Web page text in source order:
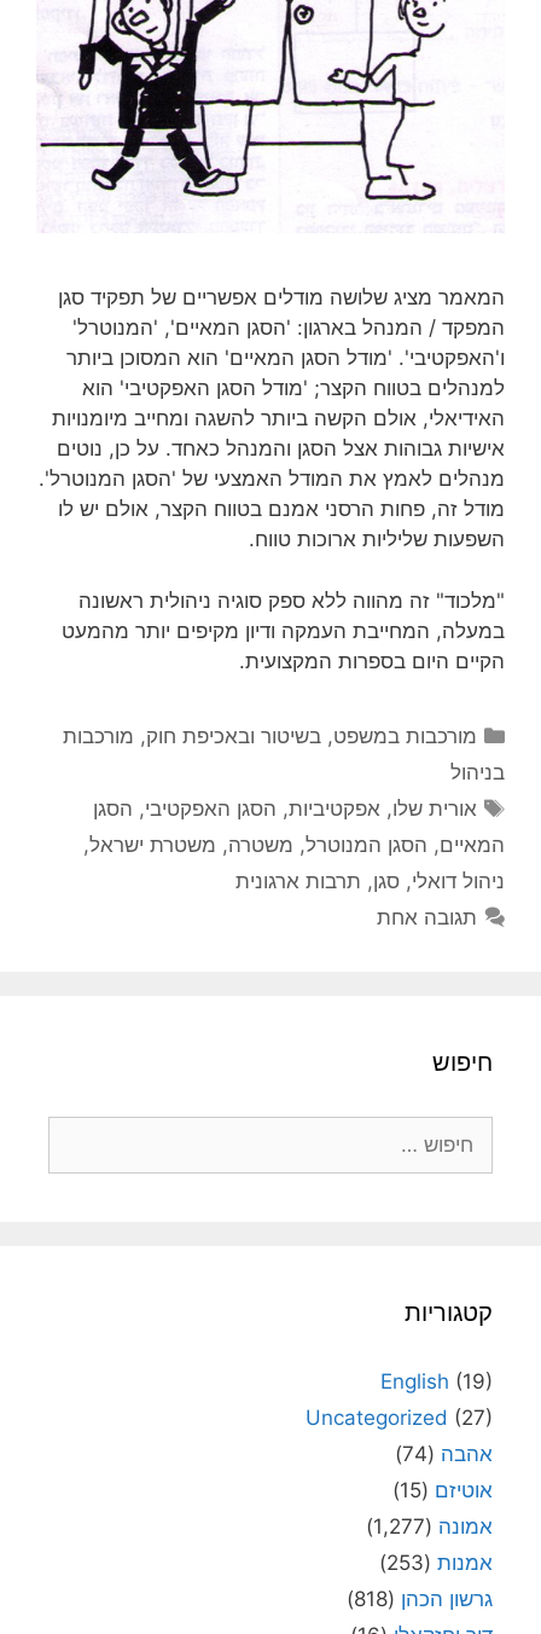
המאמר מציג שלושה מודלים אפשריים של תפקיד סגן
המפקד / המנהל בארגון: 'הסגן המאיים', 'המנוטרל'
ו'האפקטיבי'. 'מודל הסגן המאיים' הוא המסוכן ביותר
למנהלים בטווח הקצר; 'מודל הסגן האפקטיבי' הוא
האידיאלי, אולם הקשה ביותר להשגה ומחייב מיומנויות
אישיות גבוהות אצל הסגן והמנהל כאחד. על כן, נוטים
מנהלים לאמץ את המודל האמצעי של 'הסגן המנוטרל'.
מודל זה, פחות הרסני אמנם בטווח הקצר, אולם יש לו
השפעות שליליות ארוכות טווח.
"מלכוד" זה מהווה ללא ספק סוגיה ניהולית ראשונה
במעלה, המחייבת העמקה ודיון מקיפים יותר מהמעט
הקיים היום בספרות המקצועית.
קטגוריות
מורכבות במשפט, בשיטור ובאכיפת חוק, מורכבות
בניהול
תגיות
אורית שלו, אפקטיביות, הסגן האפקטיבי, הסגן
המאיים, הסגן המנוטרל, משטרה, משטרת ישראל,
ניהול דואלי, סגן, תרבות ארגונית
תגובה אחת
חיפוש
קטגוריות
English (19)
Uncategorized (27)
אהבה (74)
אוטיזם (15)
אמונה (1,277)
אמנות (253)
גרשון הכהן (818)